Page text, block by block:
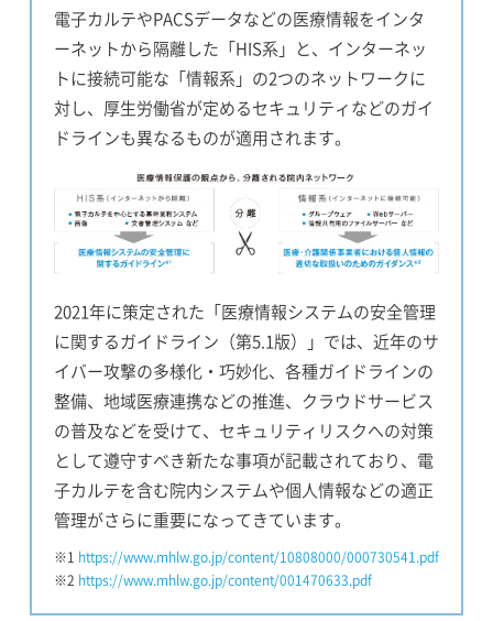
電子カルテやPACSデータなどの医療情報をインタ
ーネットから隔離した「HIS系」と、インターネッ
トに接続可能な「情報系」の2つのネットワークに
対し、厚生労働省が定めるセキュリティなどのガイ
ドラインも異なるものが適用されます。
2021年に策定された「医療情報システムの安全管理
に関するガイドライン（第5.1版）」では、近年のサ
イバー攻撃の多様化・巧妙化、各種ガイドラインの
整備、地域医療連携などの推進、クラウドサービス
の普及などを受けて、セキュリティリスクへの対策
として遵守すべき新たな事項が記載されており、電
子カルテを含む院内システムや個人情報などの適正
管理がさらに重要になってきています。
※1 https://www.mhlw.go.jp/content/10808000/000730541.pdf
※2 https://www.mhlw.go.jp/content/001470633.pdf